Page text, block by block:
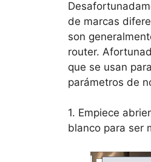
de marcas
son
router.
que se usan
parámetros de
1. Empiece
blanco para ser